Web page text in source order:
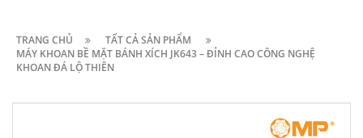
TRANG CHỦ
TẤT CẢ SẢN PHẨM
MÁY KHOAN BỀ MẶT BÁNH XÍCH JK643 – ĐỈNH CAO CÔNG NGHỆ
KHOAN ĐÁ LỘ THIÊN